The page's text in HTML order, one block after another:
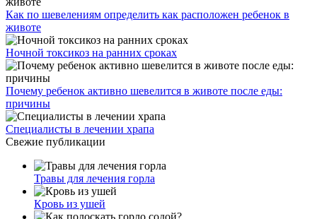
Как по шевелениям определить как расположен ребенок в
животе
Ночной токсикоз на ранних сроках
Почему ребенок активно шевелится в животе после еды:
причины
Специалисты в лечении храпа
Свежие публикации
Травы для лечения горла
Кровь из ушей